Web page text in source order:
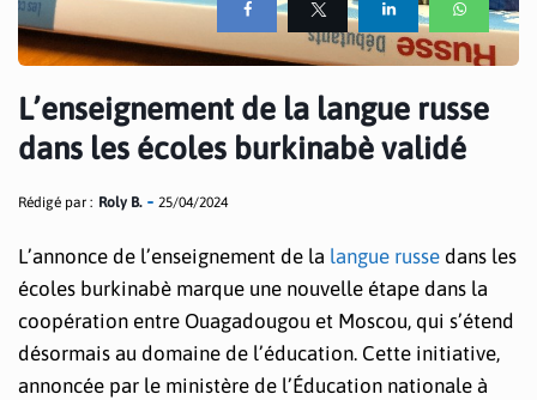
L’enseignement de la langue russe
dans les écoles burkinabè validé
Rédigé par : Roly B. 25/04/2024
L’annonce de l’enseignement de la langue russe dans les
écoles burkinabè marque une nouvelle étape dans la
coopération entre Ouagadougou et Moscou, qui s’étend
désormais au domaine de l’éducation. Cette initiative,
annoncée par le ministère de l’Éducation nationale à